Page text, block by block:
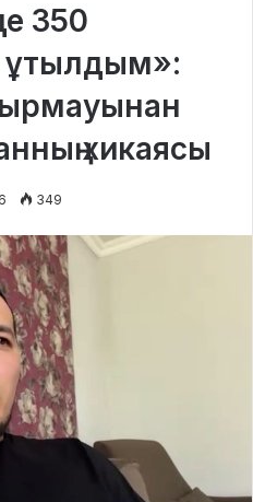
350
ұтылдым»:
хикаясы
349